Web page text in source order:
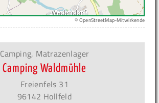
© OpenStreetMap-Mitwirkende
Camping, Matrazenlager
Camping Waldmühle
Freienfels 31
96142 Hollfeld